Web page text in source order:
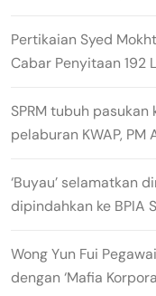
Pertikaian Syed
Cabar Penyitaan 192
SPRM tubuh
pelaburan KWAP,
‘Buyau’ selamatkan
dipindahkan ke BPIA
Wong Yun Fui
dengan ‘Mafia